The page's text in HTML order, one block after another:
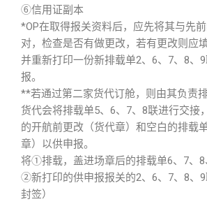
⑥信用证副本
*OP在取得报关资料后，应先将其与先
对，检查是否有做更改，若有更改则应
并重新打印一份新排载单2、6、7、8、
报。
**若通过第二家货代订舱，则由其负责
货代会将排载单5、6、7、8联进行交接
的开航前更改（货代章）和空白的排载
章）以供申报。
将①排载，盖进场章后的排载单6、7、8
②新打印的供申报报关的2、6、7、8、9
封签）